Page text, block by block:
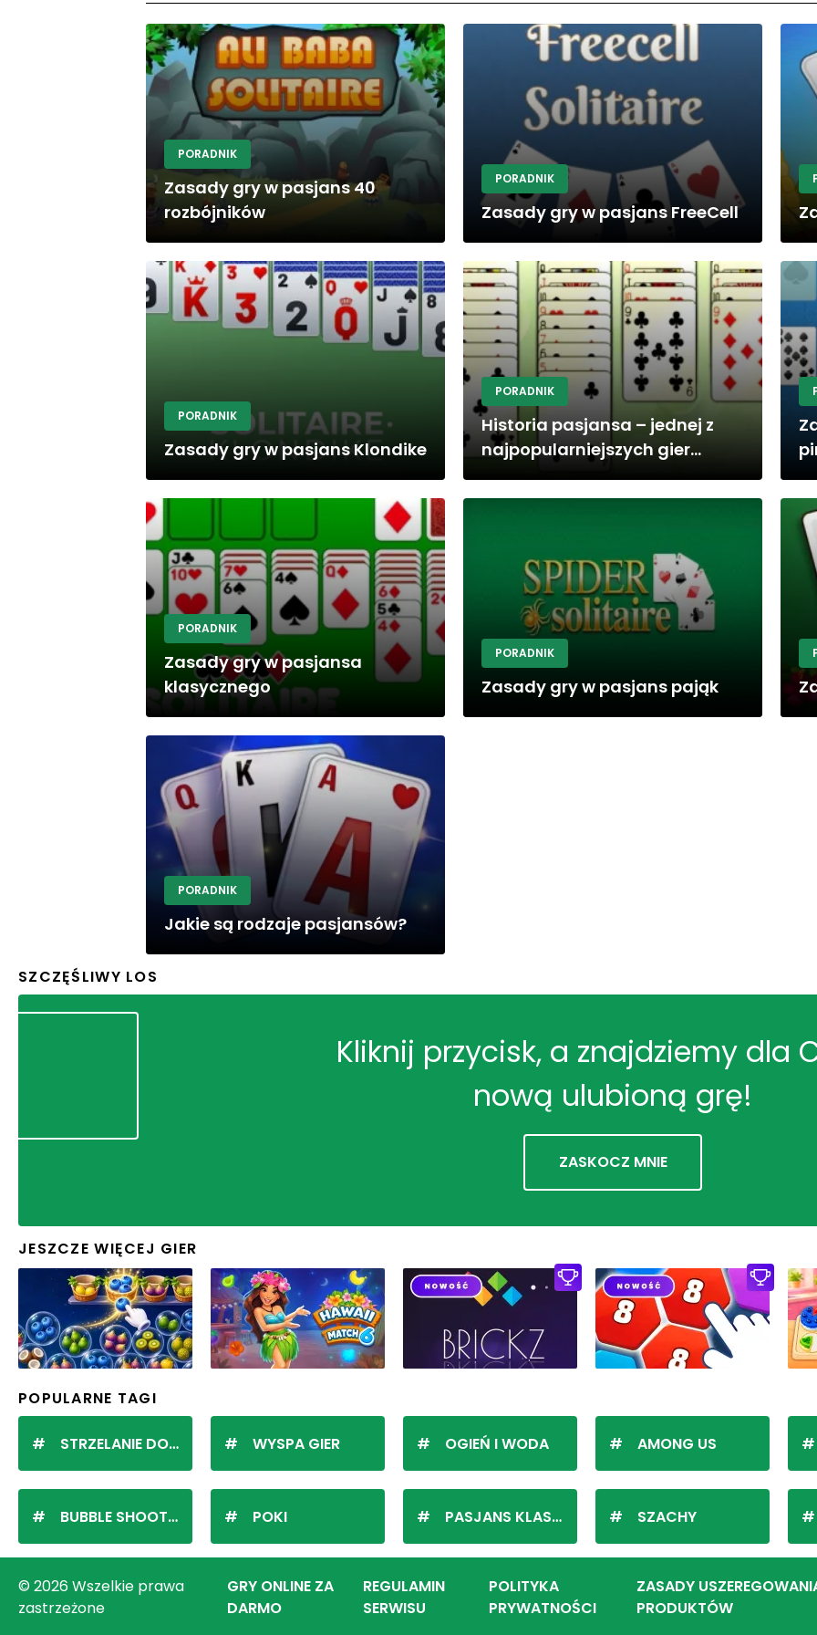
PORADNIK
Zasady gry w pasjans 40
rozbójników
PORADNIK
Zasady gry w pasjans FreeCell
PORADNIK
Zasady gry w pasjans Klondike
PORADNIK
Historia pasjansa – jednej z
najpopularniejszych gier...
PORADNIK
Zasady gry w pasjansa
klasycznego
PORADNIK
Zasady gry w pasjans pająk
PORADNIK
Jakie są rodzaje pasjansów?
SZCZĘŚLIWY LOS
Kliknij przycisk, a znajdziemy dla
nową ulubioną grę!
ZASKOCZ MNIE
JESZCZE WIĘCEJ GIER
POPULARNE TAGI
STRZELANIE DO KULEK
BUBBLE SHOOTER
WYSPA GIER
POKI
OGIEŃ I WODA
PASJANS KLASYCZNY
AMONG US
SZACHY
© 2026 Wszelkie prawa
zastrzeżone
GRY ONLINE ZA
DARMO
REGULAMIN
SERWISU
POLITYKA
PRYWATNOŚCI
ZASADY
PRODUKTÓW